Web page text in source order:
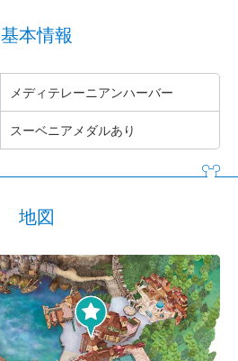
基本情報
メディテレーニアンハーバー
スーベニアメダルあり
地図